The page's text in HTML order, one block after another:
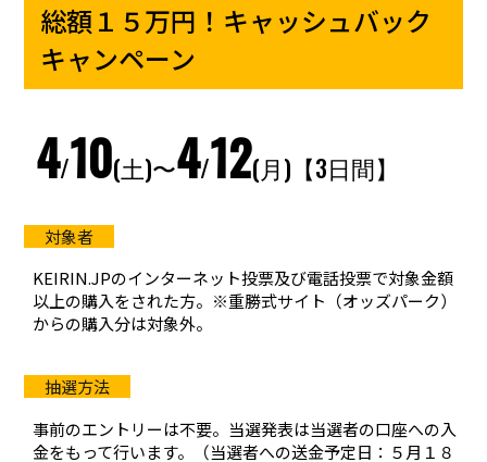
総額１５万円！キャッシュバック
キャンペーン
4/10(土)〜4/12(月)【3日間】
KEIRIN.JPのインターネット投票及び電話投票で対象金額
以上の購入をされた方。※重勝式サイト（オッズパーク）
からの購入分は対象外。
事前のエントリーは不要。当選発表は当選者の口座への入
金をもって行います。（当選者への送金予定日：５月１８